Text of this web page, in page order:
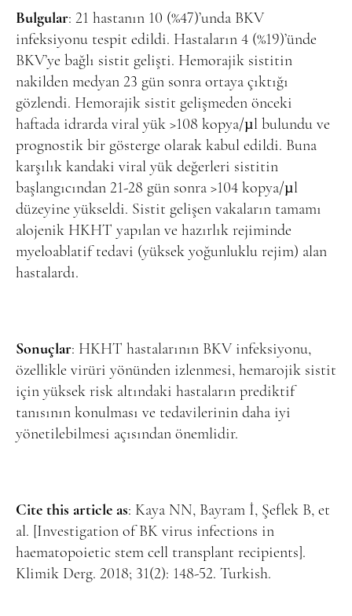
Bulgular: 21 hastanın 10 (%47)’unda BKV
infeksiyonu tespit edildi. Hastaların 4 (%19)’ünde
BKV’ye bağlı sistit gelişti. Hemorajik sistitin
nakilden medyan 23 gün sonra ortaya çıktığı
gözlendi. Hemorajik sistit gelişmeden önceki
haftada idrarda viral yük >108 kopya/µl bulundu ve
prognostik bir gösterge olarak kabul edildi. Buna
karşılık kandaki viral yük değerleri sistitin
başlangıcından 21-28 gün sonra >104 kopya/µl
düzeyine yükseldi. Sistit gelişen vakaların tamamı
alojenik HKHT yapılan ve hazırlık rejiminde
myeloablatif tedavi (yüksek yoğunluklu rejim) alan
hastalardı.
Sonuçlar: HKHT hastalarının BKV infeksiyonu,
özellikle virüri yönünden izlenmesi, hemarojik sistit
için yüksek risk altındaki hastaların prediktif
tanısının konulması ve tedavilerinin daha iyi
yönetilebilmesi açısından önemlidir.
Cite this article as: Kaya NN, Bayram İ, Şeflek B, et
al. [Investigation of BK virus infections in
haematopoietic stem cell transplant recipients].
Klimik Derg. 2018; 31(2): 148-52. Turkish.